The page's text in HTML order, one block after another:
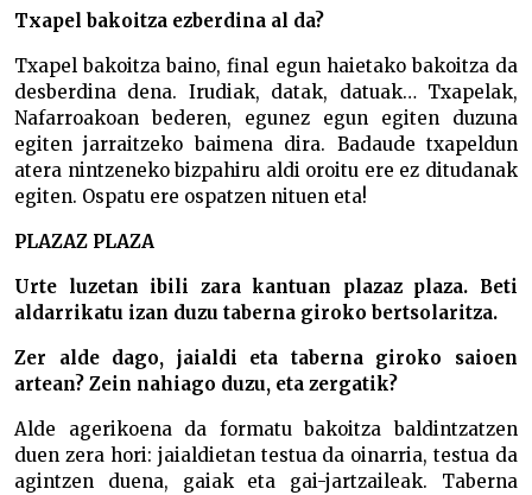
Txapel bakoitza ezberdina al da?
Txapel bakoitza baino, final egun haietako bakoitza da
desberdina dena. Irudiak, datak, datuak… Txapelak,
Nafarroakoan bederen, egunez egun egiten duzuna
egiten jarraitzeko baimena dira. Badaude txapeldun
atera nintzeneko bizpahiru aldi oroitu ere ez ditudanak
egiten. Ospatu ere ospatzen nituen eta!
PLAZAZ PLAZA
Urte luzetan ibili zara kantuan plazaz plaza. Beti
aldarrikatu izan duzu taberna giroko bertsolaritza.
Zer alde dago, jaialdi eta taberna giroko saioen
artean? Zein nahiago duzu, eta zergatik?
Alde agerikoena da formatu bakoitza baldintzatzen
duen zera hori: jaialdietan testua da oinarria, testua da
agintzen duena, gaiak eta gai-jartzaileak. Taberna